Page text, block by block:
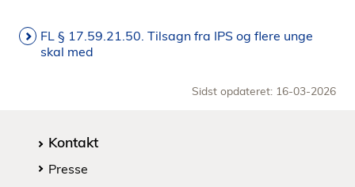
FL § 17.59.21.50. Tilsagn fra IPS og flere unge
skal med
Sidst opdateret: 16-03-2026
Kontakt
Presse